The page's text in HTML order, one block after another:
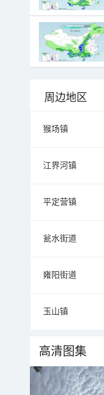
周边地区
猴场镇
江界河镇
平定营镇
瓮水街道
雍阳街道
玉山镇
高清图集